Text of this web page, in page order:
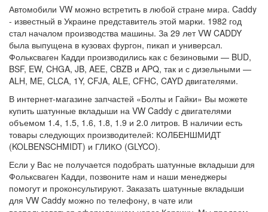
Автомобили VW можно встретить в любой стране мира. Caddy
- известный в Украине представитель этой марки. 1982 год
стал началом производства машины. За 29 лет VW CADDY
была выпущена в кузовах фургон, пикап и универсал.
Фольксваген Кадди производились как с безиновыми — BUD,
BSF, EW, CHGA, JB, AEE, CBZB и APQ, так и с дизельными —
ALH, ME, CLCA, 1Y, CFJA, ALE, CFHC, CAYD двигателями.
В интернет-магазине запчастей «Болты и Гайки» Вы можете
купить шатунные вкладыши на VW Caddy с двигателями
объемом 1.4, 1.5, 1.6, 1.8, 1.9 и 2.0 литров. В наличии есть
товары следующих производителей: КОЛБЕНШМИДТ
(KOLBENSCHMIDT) и ГЛИКО (GLYCO).
Если у Вас не получается подобрать шатунные вкладыши для
Фольксваген Кадди, позвоните нам и наши менеджеры
помогут и проконсультируют. Заказать шатунные вкладыши
для VW Caddy можно по телефону, в чате или